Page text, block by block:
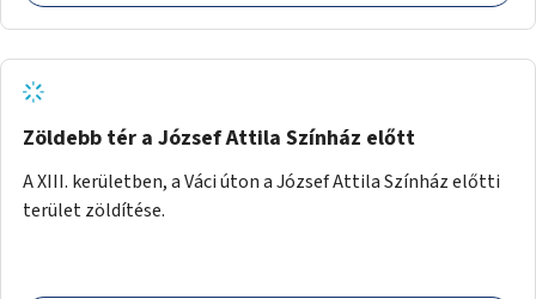
Zöldebb tér a József Attila Színház előtt
A XIII. kerületben, a Váci úton a József Attila Színház előtti
terület zöldítése.